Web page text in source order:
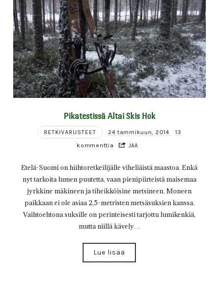
Pikatestissä Altai Skis Hok
RETKIVARUSTEET 24 tammikuun, 2014
13
kommenttia
JAA
Etelä-Suomi on hiihtoretkeilijälle viheliäistä maastoa. Enkä
nyt tarkoita lumen puutetta, vaan pienipiirteistä maisemaa
jyrkkine mäkineen ja tiheikköisine metsineen. Moneen
paikkaan ei ole asiaa 2,5-metristen metsäsuksien kanssa.
Vaihtoehtona suksille on perinteisesti tarjottu lumikenkiä,
mutta niillä kävely…
Lue lisää